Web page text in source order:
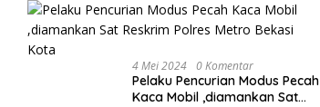
4 Mei 2024 0 Komentar
Pelaku Pencurian Modus Pecah
Kaca Mobil ,diamankan Sat